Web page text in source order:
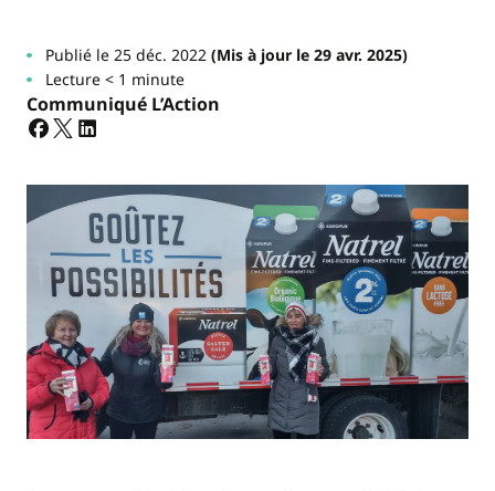
Publié le 25 déc. 2022(Mis à jour le 29 avr. 2025)
Lecture < 1 minute
Communiqué L’Action